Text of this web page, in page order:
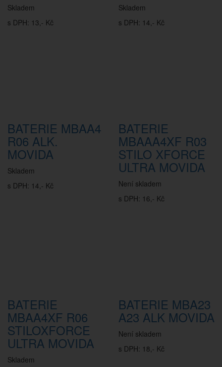
Skladem
s DPH: 13,- Kč
Skladem
s DPH: 14,- Kč
BATERIE MBAA4
R06 ALK.
MOVIDA
Skladem
s DPH: 14,- Kč
BATERIE
MBAAA4XF R03
STILO XFORCE
ULTRA MOVIDA
Není skladem
s DPH: 16,- Kč
BATERIE
MBAA4XF R06
STILOXFORCE
ULTRA MOVIDA
Skladem
BATERIE MBA23
A23 ALK MOVIDA
Není skladem
s DPH: 18,- Kč